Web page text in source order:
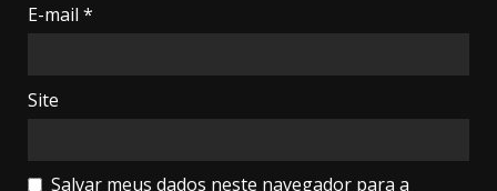
E-mail *
Site
Salvar meus dados neste navegador para a